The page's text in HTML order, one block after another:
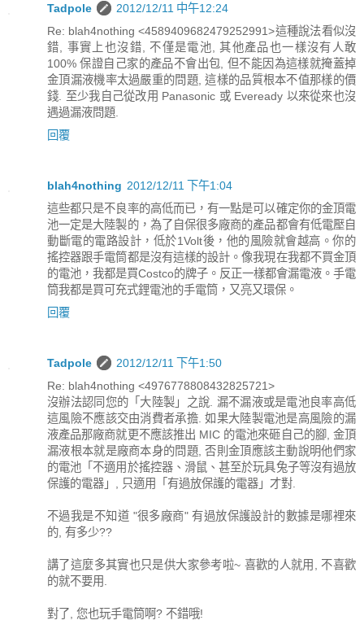
Tadpole
2012/12/11 中午12:24
Re: blah4nothing <4589409682479252991>這種說法看似沒
錯, 事實上也沒錯, 不僅是電池, 其他產品也一樣沒有人敢
100% 保證自己家的產品不會出包, 但不能因為這樣就掩蓋掉
金頂漏液機率太過嚴重的問題, 這樣的品質根本不值那樣的價
錢. 至少我自己從改用 Panasonic 或 Eveready 以來從來也沒
遇過漏液問題.
回覆
blah4nothing 2012/12/11 下午1:04
這些都只是不良率的高低而已，有一點是可以確定你的金頂電
池一定是大陸製的，為了自保很多廠商的產品都會有低電壓自
動斷電的電路設計，低於1Volt後，他的風險就會越高。你的
搖控器跟手電筒都是沒有這樣的設計。像我現在我都不買金頂
的電池，我都是買Costco的牌子。反正一樣都會漏電液。手電
筒我都是買可充式鋰電池的手電筒，又亮又環保。
回覆
Tadpole
2012/12/11 下午1:50
Re: blah4nothing <4976778808432825721>
沒辦法認同您的「大陸製」之說. 漏不漏液或是電池良率高低
這風險不應該交由消費者承擔. 如果大陸製電池是高風險的漏
液產品那廠商就更不應該推出 MIC 的電池來砸自己的腳, 金頂
漏液根本就是廠商本身的問題, 否則金頂應該主動說明他們家
的電池「不適用於搖控器、滑鼠、甚至於玩具兔子等沒有過放
保護的電器」, 只適用「有過放保護的電器」才對.
不過我是不知道 "很多廠商" 有過放保護設計的數據是哪裡來
的, 有多少??
講了這麼多其實也只是供大家參考啦~ 喜歡的人就用, 不喜歡
的就不要用.
對了, 您也玩手電筒啊? 不錯哦!